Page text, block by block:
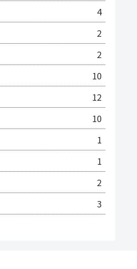
4
2
2
10
12
10
1
1
2
3